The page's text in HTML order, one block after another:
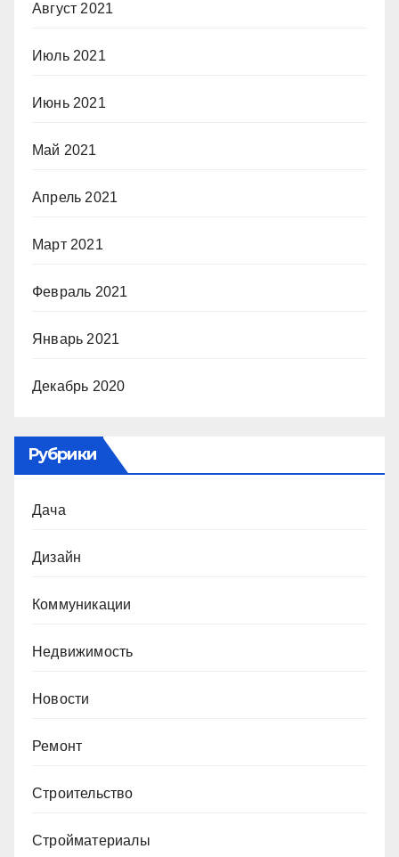
Август 2021
Июль 2021
Июнь 2021
Май 2021
Апрель 2021
Март 2021
Февраль 2021
Январь 2021
Декабрь 2020
Рубрики
Дача
Дизайн
Коммуникации
Недвижимость
Новости
Ремонт
Строительство
Стройматериалы